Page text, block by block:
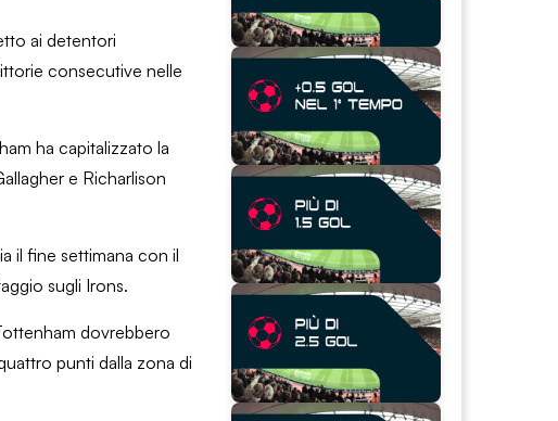
ai detentori
consecutive nelle
ha capitalizzato la
e Richarlison
il fine settimana con il
sugli Irons.
dovrebbero
punti dalla zona di